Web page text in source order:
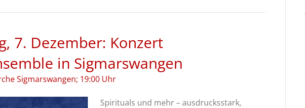
7. Dezember: Konzert
in Sigmarswangen
Sigmarswangen; 19:00 Uhr
Spirituals und mehr – ausdrucksstark,